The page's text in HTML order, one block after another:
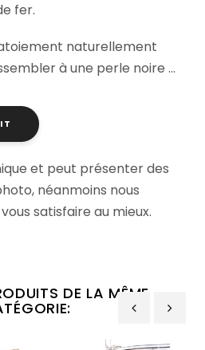
fer.
naturellement
à une perle noire ...
et peut présenter des
néanmoins nous
satisfaire au mieux.
DE LA MÊME